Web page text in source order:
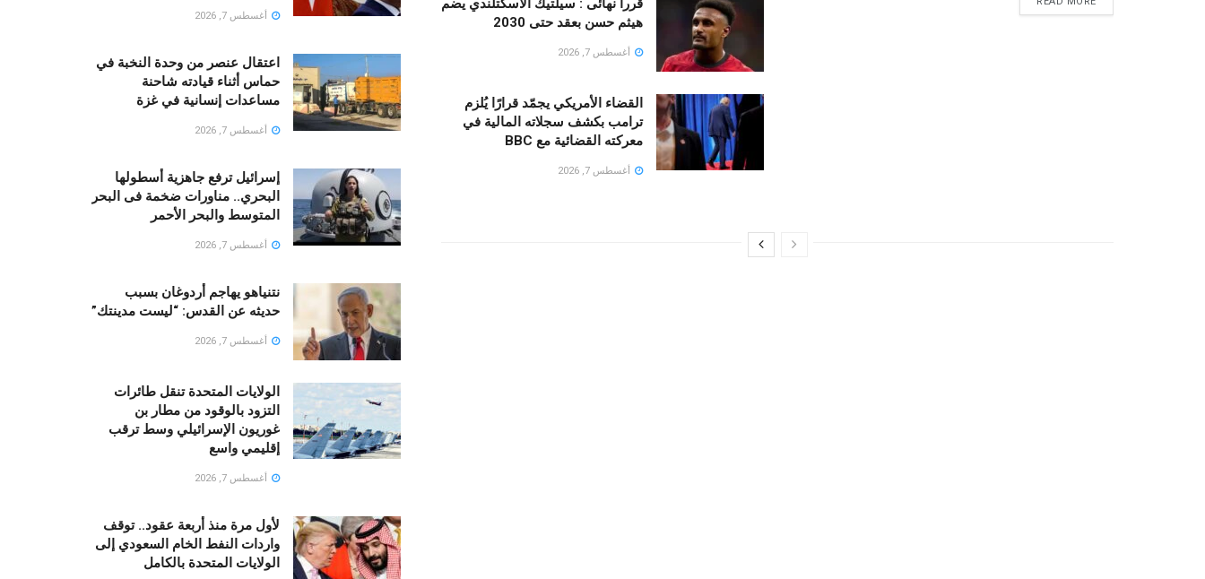
قررا نهائى : سيلتيك الاسكتلندي يضم
هيثم حسن بعقد حتى 2030
أغسطس 7, 2026
القضاء الأمريكي يجمّد قرارًا يُلزم
ترامب بكشف سجلاته المالية في
معركته القضائية مع BBC
أغسطس 7, 2026
أغسطس 7, 2026
اعتقال عنصر من وحدة النخبة في
حماس أثناء قيادته شاحنة
مساعدات إنسانية في غزة
أغسطس 7, 2026
إسرائيل ترفع جاهزية أسطولها
البحري.. مناورات ضخمة فى البحر
المتوسط والبحر الأحمر
أغسطس 7, 2026
نتنياهو يهاجم أردوغان بسبب
حديثه عن القدس: “ليست مدينتك”
أغسطس 7, 2026
الولايات المتحدة تنقل طائرات
التزود بالوقود من مطار بن
غوريون الإسرائيلي وسط ترقب
إقليمي واسع
أغسطس 7, 2026
لأول مرة منذ أربعة عقود.. توقف
واردات النفط الخام السعودي إلى
الولايات المتحدة بالكامل